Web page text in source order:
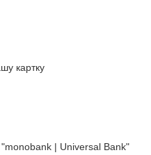
картку
| Universal Bank"